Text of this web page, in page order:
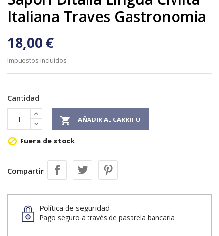
Italiana Traves Gastronomia
18,00 €
Impuestos incluidos
Cantidad
 AÑADIR AL CARRITO
 Fuera de stock
Compartir
Política de seguridad
Pago seguro a través de pasarela bancaria